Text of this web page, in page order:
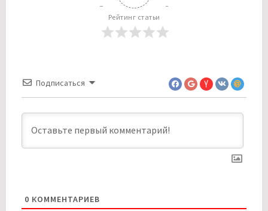
Рейтинг статьи
Подписаться
0 КОММЕНТАРИЕВ